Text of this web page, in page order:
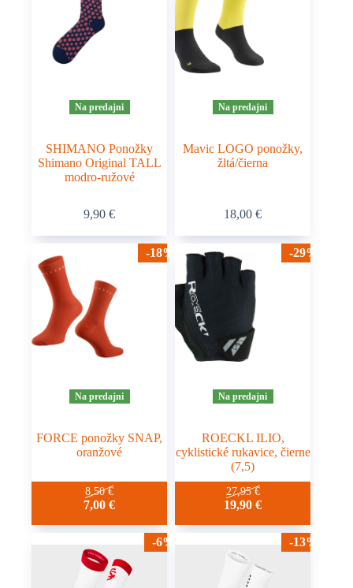
môžete
vybrať
stránke
produktu.
Na predajni
SHIMANO Ponožky
Shimano Original TALL
modro-ružové
9,90€
Na predajni
Mavic LOGO ponožky,
žltá/čierna
18,00€
viacero
variantov.
Možnosti
môžete
vybrať
stránke
produktu.
-18%
Na predajni
FORCE ponožky SNAP,
oranžové
8,50€
7,00€
-29%
Na predajni
ROECKL ILIO,
cyklistické rukavice, čierne
(7,5)
27,95€
19,90€
-6% -13%